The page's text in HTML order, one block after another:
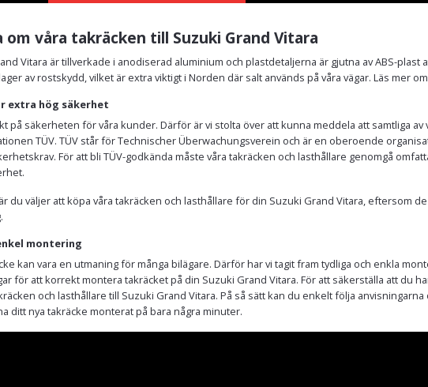
våra takräcken till Suzuki Grand Vitara
Vitara är tillverkade i anodiserad aluminium och plastdetaljerna är gjutna av ABS-
av rostskydd, vilket är extra viktigt i Norden där salt används på våra vägar. Läs mer
extra hög säkerhet
på säkerheten för våra kunder. Därför är vi stolta över att kunna meddela att samtliga
TÜV. TÜV står för Technischer Überwachungsverein och är en oberoende
För att bli TÜV-godkända måste våra takräcken och lasthållare genomgå
du väljer att köpa våra takräcken och lasthållare för din Suzuki Grand Vitara, eftersom
montering
kan vara en utmaning för många bilägare. Därför har vi tagit fram tydliga och enkla
för att korrekt montera takräcket på din Suzuki Grand Vitara. För att säkerställa att du
och lasthållare till Suzuki Grand Vitara. På så sätt kan du enkelt följa
ditt nya takräcke monterat på bara några minuter.